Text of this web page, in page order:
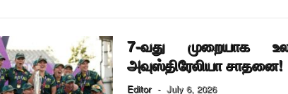
7-வது முறையாக
அவுஸ்திரேலியா சாதனை!
Editor - July 6, 2026